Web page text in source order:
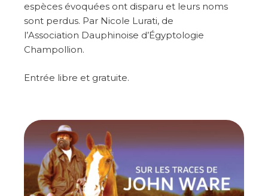
espèces évoquées ont disparu et leurs noms
sont perdus. Par Nicole Lurati, de
l’Association Dauphinoise d’Égyptologie
Champollion.
Entrée libre et gratuite.